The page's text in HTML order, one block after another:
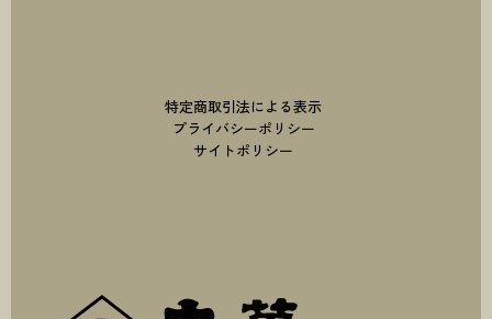
特定商取引法による表示
プライバシーポリシー
サイトポリシー